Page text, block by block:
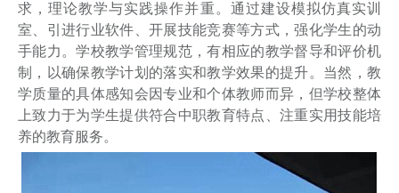
求，理论教学与实践操作并重。通过建设模拟仿真实训
室、引进行业软件、开展技能竞赛等方式，强化学生的动
手能力。学校教学管理规范，有相应的教学督导和评价机
制，以确保教学计划的落实和教学效果的提升。当然，教
学质量的具体感知会因专业和个体教师而异，但学校整体
上致力于为学生提供符合中职教育特点、注重实用技能培
养的教育服务。